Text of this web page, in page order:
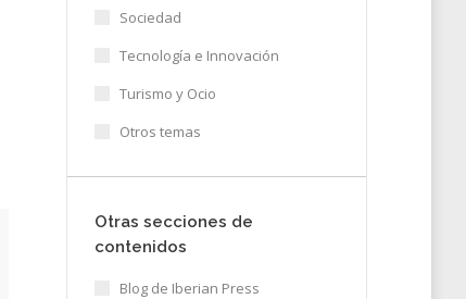
Sociedad
Tecnología e Innovación
Turismo y Ocio
Otros temas
Otras secciones de
contenidos
Blog de Iberian Press